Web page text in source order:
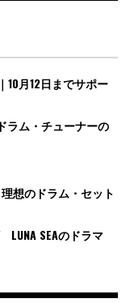
10月12日までサポー
ラム・チューナーの
想のドラム・セット
LUNA SEAのドラマ